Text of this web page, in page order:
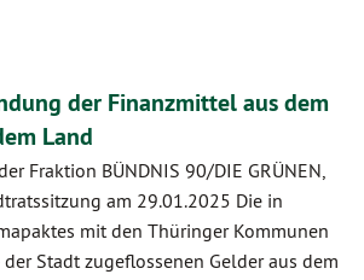
der Finanzmittel aus dem
Land
Fraktion BÜNDNIS 90/DIE GRÜNEN,
am 29.01.2025 Die in
mit den Thüringer Kommunen
Stadt zugeflossenen Gelder aus dem